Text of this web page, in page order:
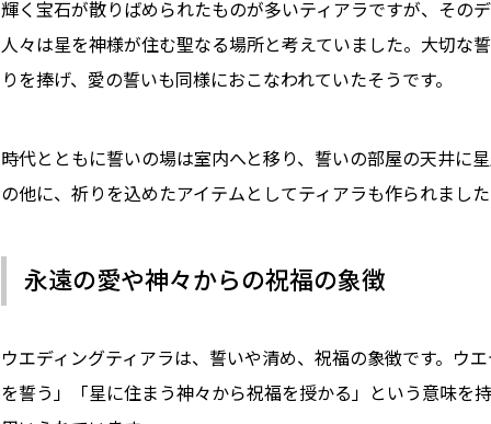
輝く宝石が散りばめられたものが多いティアラですが、その
人々は星を神様が住む聖なる場所と考えていました。大切な
りを捧げ、愛の誓いも同様におこなわれていたそうです。
時代とともに誓いの場は室内へと移り、誓いの部屋の天井に
の他に、祈りを込めたアイテムとしてティアラも作られました
永遠の愛や神々からの祝福の象徴
ウエディングティアラは、誓いや清め、祝福の象徴です。ウ
を誓う」「星に住まう神々から祝福を授かる」という意味を